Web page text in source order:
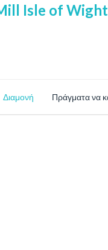
Διαμονή Πράγματα να